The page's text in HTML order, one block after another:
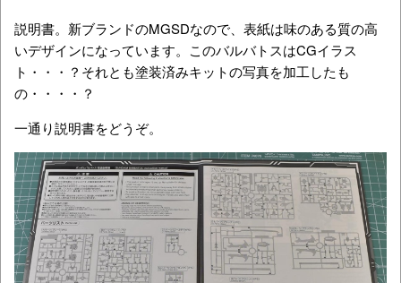
説明書。新ブランドのMGSDなので、表紙は味のある質の高
いデザインになっています。このバルバトスはCGイラス
ト・・・？それとも塗装済みキットの写真を加工したも
の・・・・？
一通り説明書をどうぞ。